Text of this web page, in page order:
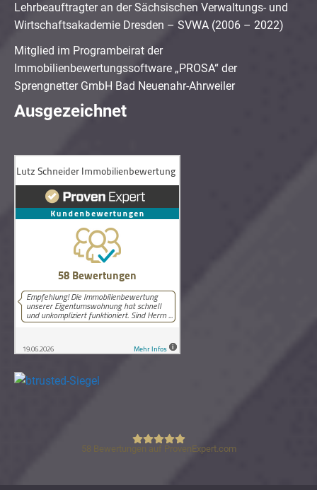
Lehrbeauftragter an der Sächsischen Verwaltungs- und
Wirtschaftsakademie Dresden – SVWA (2006 – 2022)
Mitglied im Programbeirat der
Immobilienbewertungssoftware „PROSA“ der
Sprengnetter GmbH Bad Neuenahr-Ahrweiler
Ausgezeichnet
Lutz Schneider Immobilienbewertung
58 Bewertungen auf ProvenExpert.com